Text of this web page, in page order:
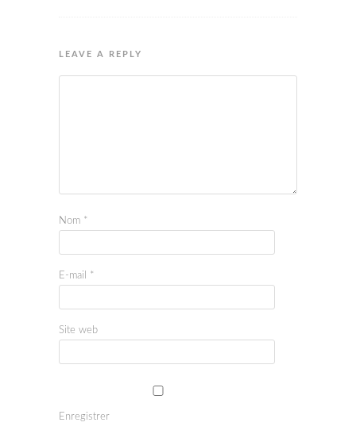
LEAVE A REPLY
Nom *
E-mail *
Site web
Enregistrer